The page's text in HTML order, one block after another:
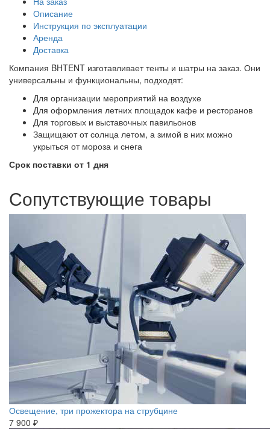
Описание
Инструкция по эксплуатации
Аренда
Доставка
Компания BHTENT изготавливает тенты и шатры на заказ. Они
универсальны и функциональны, подходят:
Для организации мероприятий на воздухе
Для оформления летних площадок кафе и ресторанов
Для торговых и выставочных павильонов
Защищают от солнца летом, а зимой в них можно
укрыться от мороза и снега
Срок поставки от 1 дня
Сопутствующие товары
Освещение, три прожектора на струбцине
7 900 ₽